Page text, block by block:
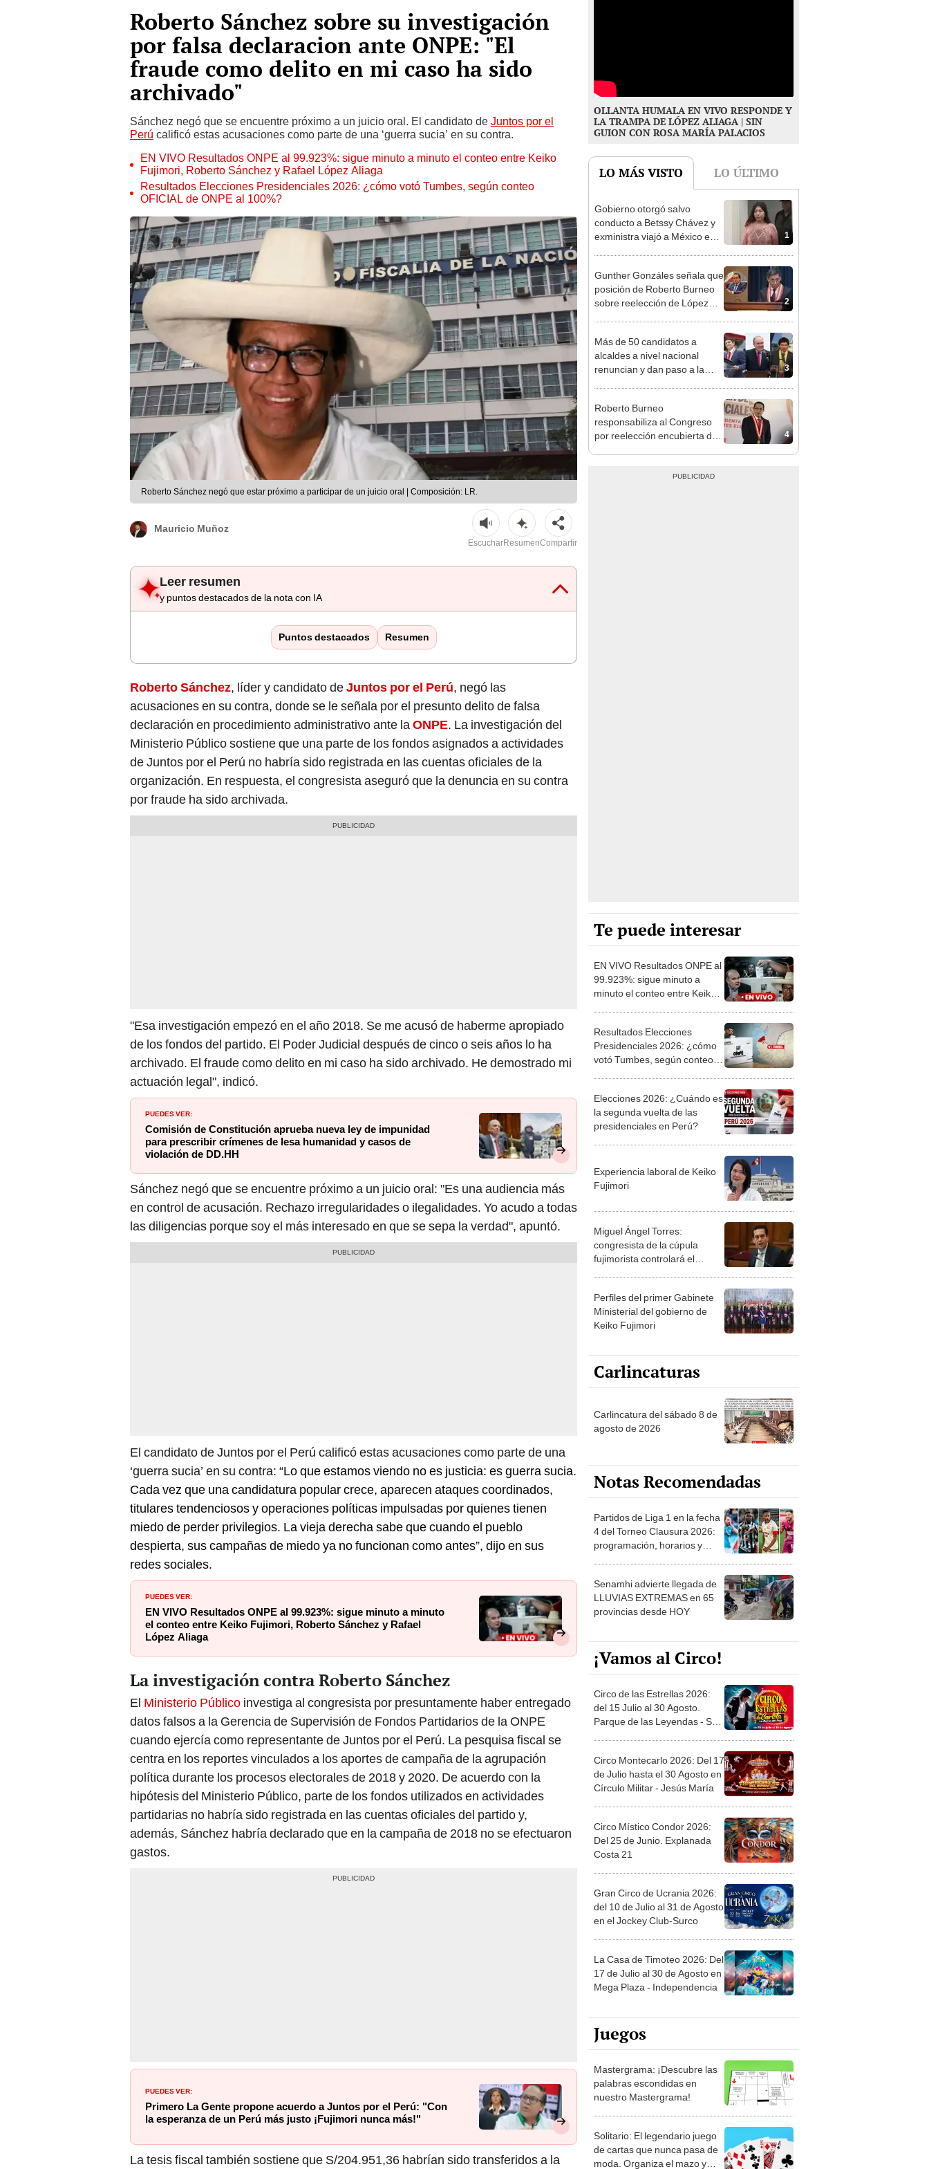
Roberto Sánchez sobre su investigación
por falsa declaracion ante ONPE: "El
fraude como delito en mi caso ha sido
archivado"
Sánchez negó que se encuentre próximo a un juicio oral. El candidato de Juntos por el
Perú calificó estas acusaciones como parte de una ‘guerra sucia’ en su contra.
EN VIVO Resultados ONPE al 99.923%: sigue minuto a minuto el conteo entre Keiko
Fujimori, Roberto Sánchez y Rafael López Aliaga
Resultados Elecciones Presidenciales 2026: ¿cómo votó Tumbes, según conteo
OFICIAL de ONPE al 100%?
Roberto Sánchez negó que estar próximo a participar de un juicio oral | Composición: LR.
Mauricio Muñoz
EscucharResumenCompartir
Leer resumen
y puntos destacados de la nota con IA
Puntos destacados Resumen
Roberto Sánchez, líder y candidato deJuntos por el Perú, negó las
acusaciones en su contra, donde se le señala porel presunto delito de falsa
declaración en procedimiento administrativo ante laONPE. La investigación del
Ministerio Público sostiene que una parte de los fondos asignados a actividades
de Juntos por el Perú no habría sido registrada en las cuentas oficiales de la
organización. En respuesta, el congresista aseguró que la denuncia en su contra
por fraude ha sido archivada.
"Esa investigación empezó en el año 2018. Se me acusó de haberme apropiado
de los fondos del partido. El Poder Judicial después de cinco o seis años lo ha
archivado. El fraude como delito en mi caso ha sido archivado. He demostrado mi
actuación legal", indicó.
PUEDES VER:
Comisión de Constitución aprueba nueva ley de impunidad
para prescribir crímenes de lesa humanidad y casos de
violación de DD.HH
Sánchez negó que se encuentre próximo a un juicio oral: "Es una audiencia más
en control de acusación. Rechazo irregularidades o ilegalidades. Yo acudo a todas
las diligencias porque soy el más interesado en que se sepa la verdad", apuntó.
El candidato de Juntos por el Perú calificó estas acusaciones como parte de una
‘guerra sucia’ en su contra: “Lo que estamos viendo no es justicia: es guerra sucia.
Cada vez que una candidatura popular crece, aparecen ataques coordinados,
titulares tendenciosos y operaciones políticas impulsadas por quienes tienen
miedo de perder privilegios. La vieja derecha sabe que cuando el pueblo
despierta, sus campañas de miedo ya no funcionan como antes”, dijo en sus
redes sociales.
PUEDES VER:
EN VIVO Resultados ONPE al 99.923%: sigue minuto a minuto
el conteo entre Keiko Fujimori, Roberto Sánchez y Rafael
López Aliaga
La investigación contra Roberto Sánchez
El Ministerio Público investiga al congresista por presuntamente haber entregado
datos falsos a la Gerencia de Supervisión de Fondos Partidarios de la ONPE
cuando ejercía como representante de Juntos por el Perú. La pesquisa fiscal se
centra en los reportes vinculados a los aportes de campaña de la agrupación
política durante los procesos electorales de 2018 y 2020. De acuerdo con la
hipótesis del Ministerio Público, parte de los fondos utilizados en actividades
partidarias no habría sido registrada en las cuentas oficiales del partido y,
además, Sánchez habría declarado que en la campaña de 2018 no se efectuaron
gastos.
PUEDES VER:
Primero La Gente propone acuerdo a Juntos por el Perú: "Con
la esperanza de un Perú más justo ¡Fujimori nunca más!"
La tesis fiscal también sostiene que S/204.951,36 habrían sido transferidos a la
OLLANTA HUMALA EN VIVO RESPONDE Y
LA TRAMPA DE LÓPEZ ALIAGA | SIN
GUION CON ROSA MARÍA PALACIOS
LO MÁS VISTO LO ÚLTIMO
1
Gobierno otorgó salvo
conducto a Betssy Chávez y
exministra viajó a México en
2
Gunther Gonzáles señala que
posición de Roberto Burneo
sobre reelección de López
3
Más de 50 candidatos a
alcaldes a nivel nacional
renuncian y dan paso a la
4
Roberto Burneo
responsabiliza al Congreso
por reelección encubierta de
Te puede interesar
EN VIVO Resultados ONPE al
99.923%: sigue minuto a
minuto el conteo entre Keiko
Resultados Elecciones
Presidenciales 2026: ¿cómo
votó Tumbes, según conteo
Elecciones 2026: ¿Cuándo es
la segunda vuelta de las
presidenciales en Perú?
Experiencia laboral de Keiko
Fujimori
Miguel Ángel Torres:
congresista de la cúpula
fujimorista controlará el
Perfiles del primer Gabinete
Ministerial del gobierno de
Keiko Fujimori
Carlincaturas
Carlincatura del sábado 8 de
agosto de 2026
Notas Recomendadas
Partidos de Liga 1 en la fecha
4 del Torneo Clausura 2026:
programación, horarios y
Senamhi advierte llegada de
LLUVIAS EXTREMAS en 65
provincias desde HOY
¡Vamos al Circo!
Circo de las Estrellas 2026:
del 15 Julio al 30 Agosto.
Parque de las Leyendas - San
Circo Montecarlo 2026: Del 17
de Julio hasta el 30 Agosto en
Círculo Militar - Jesús María
Circo Místico Condor 2026:
Del 25 de Junio. Explanada
Costa 21
Gran Circo de Ucrania 2026:
del 10 de Julio al 31 de Agosto
en el Jockey Club-Surco
La Casa de Timoteo 2026: Del
17 de Julio al 30 de Agosto en
Mega Plaza - Independencia
Juegos
Mastergrama: ¡Descubre las
palabras escondidas en
nuestro Mastergrama!
Solitario: El legendario juego
de cartas que nunca pasa de
moda. Organiza el mazo y